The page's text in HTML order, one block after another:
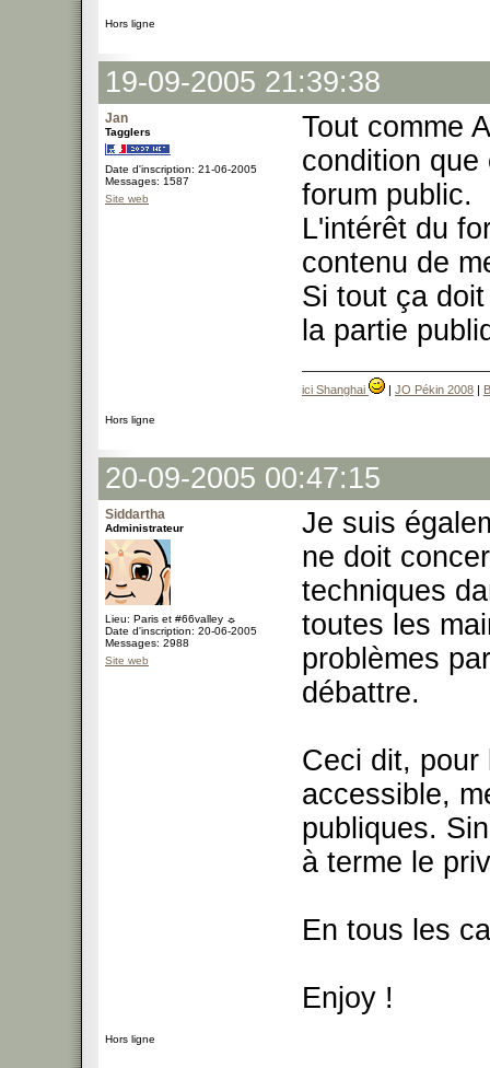
Hors ligne
19-09-2005 21:39:38
Jan
Tagglers
Date d'inscription: 21-06-2005
Messages: 1587
Site web
Tout comme
condition
forum public.
L'intérêt du
contenu de
Si tout ça
la partie
ici Shanghai | JO Pékin 2008 |
Hors ligne
20-09-2005 00:47:15
Siddartha
Administrateur
Lieu: Paris et #66valley ☼
Date d'inscription: 20-06-2005
Messages: 2988
Site web
Je suis
ne doit
techniques
toutes les
problèmes
débattre.
Ceci dit, pour
accessible,
publiques.
à terme le
En tous les
Enjoy !
Hors ligne